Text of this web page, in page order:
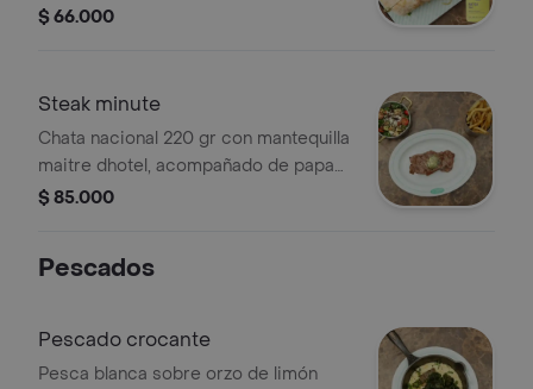
cebolla caramelizada, demiglace y
$ 66.000
Steak minute
Chata nacional 220 gr con mantequilla
maitre dhotel, acompañado de papas
a la francesa y ensalada de la casa.
$ 85.000
Pescados
Pescado crocante
Pesca blanca sobre orzo de limón